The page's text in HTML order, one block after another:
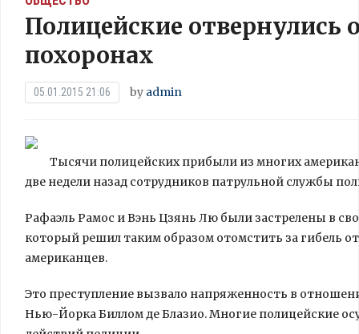
Полицейские
похоронах
05.01.2015 21:06 by admin
Тысячи полицейских прибыли из многих
две недели назад сотрудников патрульной службы
Рафаэль Рамос и Вэнь Цзянь Лю были застрелены в
который решил таким образом отомстить за гибель
американцев.
Это преступление вызвало напряженность в
Нью-Йорка Биллом де Блазио. Многие полицейские